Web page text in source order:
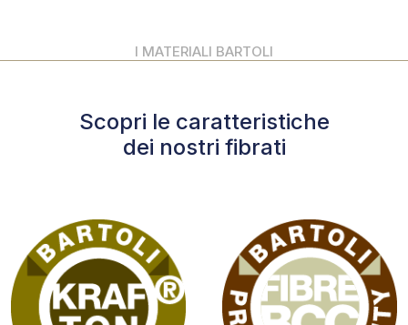
I MATERIALI BARTOLI
Scopri le caratteristiche
dei nostri fibrati